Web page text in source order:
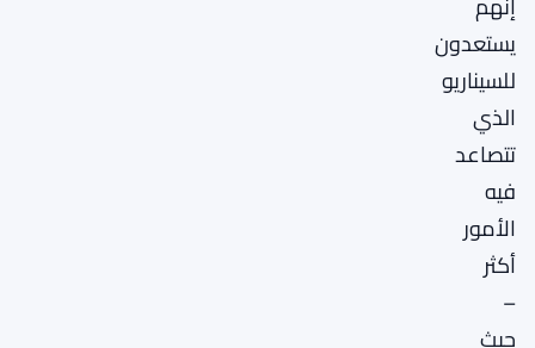
يستعدون
للسيناريو
الذي
تتصاعد
فيه
الأمور
أكثر
–
حيث